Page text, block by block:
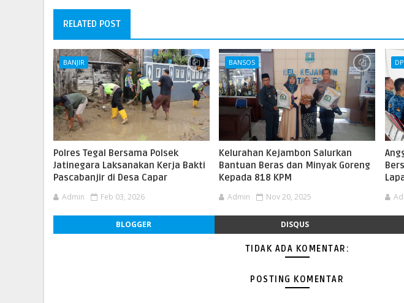
RELATED POST
BANJIR
Polres Tegal Bersama Polsek
Jatinegara Laksanakan Kerja Bakti
Pascabanjir di Desa Capar
Admin Feb 03, 2026
BANSOS
Kelurahan Kejambon Salurkan
Bantuan Beras dan Minyak Goreng
Kepada 818 KPM
Admin Nov 20, 2025
BLOGGER DISQUS
TIDAK ADA KOMENTAR:
POSTING KOMENTAR